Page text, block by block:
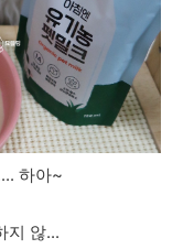
하아~
지 않...